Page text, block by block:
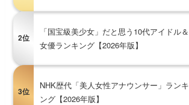
2位
「国宝級美少女」だと思う10代アイドル＆
女優ランキング【2026年版】
3位
NHK歴代「美人女性アナウンサー」ランキ
ング【2026年版】